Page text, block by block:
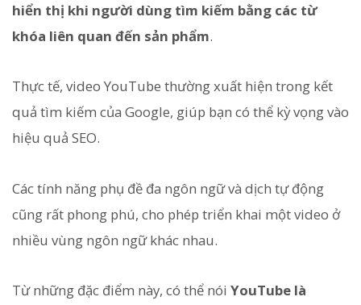
hiển thị khi người dùng tìm kiếm bằng các từ
khóa liên quan đến sản phẩm.
Thực tế, video YouTube thường xuất hiện trong kết
quả tìm kiếm của Google, giúp bạn có thể kỳ vọng vào
hiệu quả SEO.
Các tính năng phụ đề đa ngôn ngữ và dịch tự động
cũng rất phong phú, cho phép triển khai một video ở
nhiều vùng ngôn ngữ khác nhau.
Từ những đặc điểm này, có thể nói YouTube là